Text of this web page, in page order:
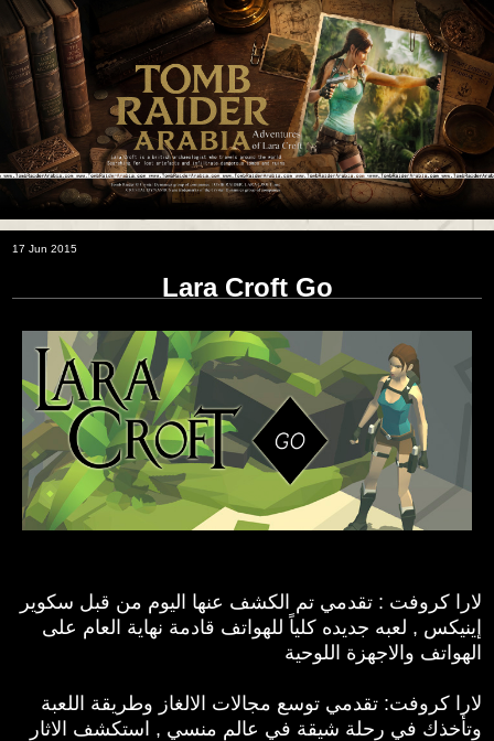
17 Jun 2015
Lara Croft Go
لارا كروفت : تقدمي تم الكشف عنها اليوم من قبل سكوير
إينيكس , لعبه جديده كلياً للهواتف قادمة نهاية العام على
الهواتف والاجهزة اللوحية
لارا كروفت: تقدمي توسع مجالات الالغاز وطريقة اللعبة
وتأخذك في رحلة شيقة في عالم منسي , استكشف الاثار